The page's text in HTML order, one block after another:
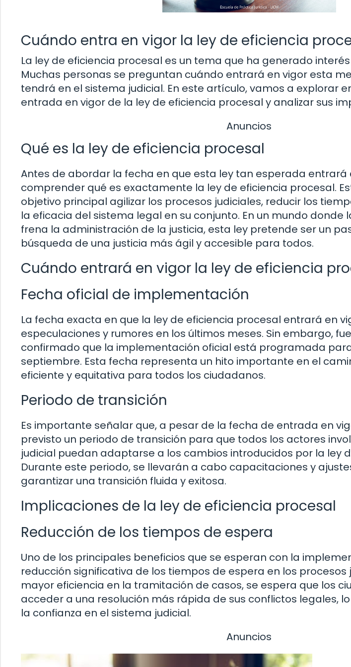
Cuándo entra en vigor la ley de eficiencia
La ley de eficiencia procesal es un tema que ha generado
Muchas personas se preguntan cuándo entrará en vigor esta
tendrá en el sistema judicial. En este artículo, vamos a explorar
entrada en vigor de la ley de eficiencia procesal y analizar sus
Anuncios
Qué es la ley de eficiencia procesal
Antes de abordar la fecha en que esta ley tan esperada entrará
comprender qué es exactamente la ley de eficiencia procesal.
objetivo principal agilizar los procesos judiciales, reducir los
la eficacia del sistema legal en su conjunto. En un mundo donde
frena la administración de la justicia, esta ley pretende ser un
búsqueda de una justicia más ágil y accesible para todos.
Cuándo entrará en vigor la ley de eficiencia
Fecha oficial de implementación
La fecha exacta en que la ley de eficiencia procesal entrará en
especulaciones y rumores en los últimos meses. Sin embargo,
confirmado que la implementación oficial está programada
septiembre. Esta fecha representa un hito importante en el
eficiente y equitativa para todos los ciudadanos.
Periodo de transición
Es importante señalar que, a pesar de la fecha de entrada en
previsto un periodo de transición para que todos los actores
judicial puedan adaptarse a los cambios introducidos por la ley
Durante este periodo, se llevarán a cabo capacitaciones y
garantizar una transición fluida y exitosa.
Implicaciones de la ley de eficiencia procesal
Reducción de los tiempos de espera
Uno de los principales beneficios que se esperan con la
reducción significativa de los tiempos de espera en los procesos
mayor eficiencia en la tramitación de casos, se espera que los
acceder a una resolución más rápida de sus conflictos legales,
la confianza en el sistema judicial.
Anuncios